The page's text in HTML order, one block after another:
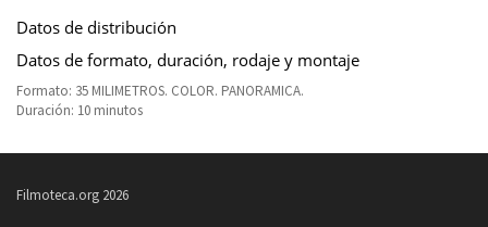
Datos de distribución
Datos de formato, duración, rodaje y montaje
Formato: 35 MILIMETROS. COLOR. PANORAMICA.
Duración: 10 minutos
Filmoteca.org 2026